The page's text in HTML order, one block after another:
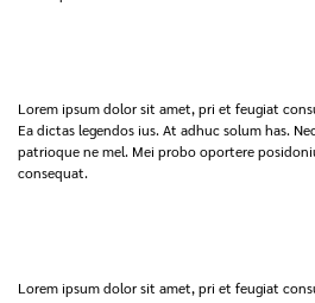
Lorem ipsum dolor sit amet, pri et feugiat
Ea dictas legendos ius. At adhuc solum has.
patrioque ne mel. Mei probo oportere
consequat.
Lorem ipsum dolor sit amet, pri et feugiat